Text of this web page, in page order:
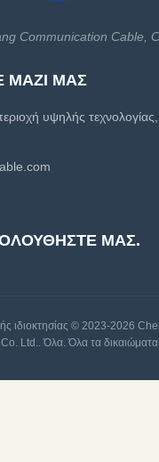
Communication Cable,
ΜΑΖΊ ΜΑΣ
υψηλής
ΜΑΣ.
ιδιοκτησίας © 2023-2026
Ltd.. Όλα. Όλα τα δικαιώματα